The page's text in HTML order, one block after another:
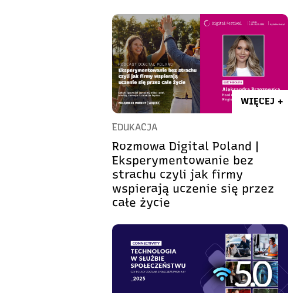
WIĘCEJ +
EDUKACJA
Rozmowa Digital Poland |
Eksperymentowanie bez
strachu czyli jak firmy
wspierają uczenie się przez
całe życie